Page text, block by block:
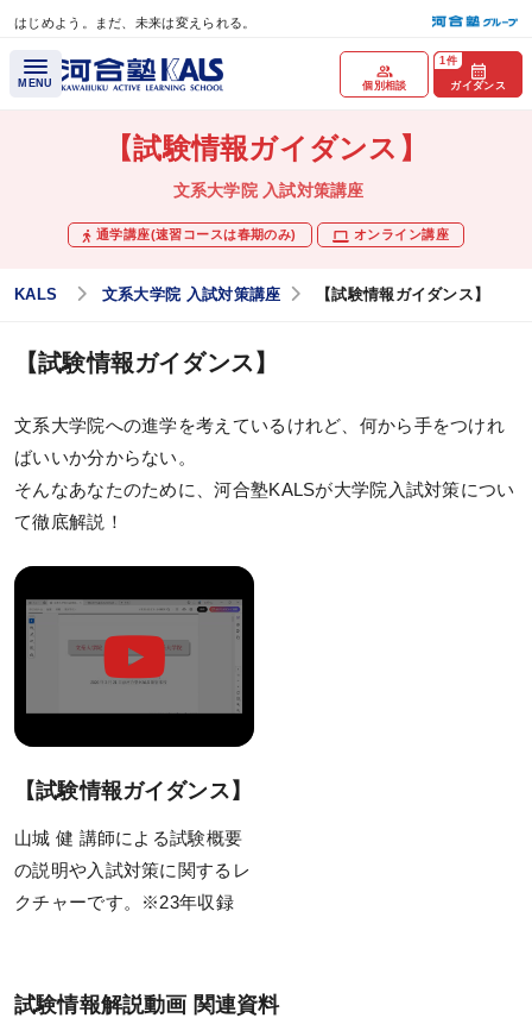
はじめよう。まだ、未来は変えられる。
メインコンテンツへスキップ
MENU 個別相談 ガイダンス
1件
講座トップページ
試験情報ガイダンス
個別相談
ガイダンス
講師紹介
コース一覧
単科一覧
研究計画書対策
講義サンプル動画
合格実績
【試験情報ガイダンス】
文系大学院 入試対策講座
通学講座(速習コースは春期のみ) オンライン講座
KALS 文系大学院 入試対策講座 【試験情報ガイダンス】
【試験情報ガイダンス】
文系大学院への進学を考えているけれど、何から手をつけれ
ばいいか分からない。
そんなあなたのために、河合塾KALSが大学院入試対策につい
て徹底解説！
【試験情報ガイダンス】
山城 健 講師による試験概要
の説明や入試対策に関するレ
クチャーです。※23年収録
試験情報解説動画 関連資料